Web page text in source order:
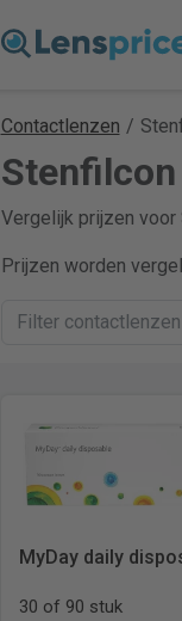
Contactlenzen /
Vergelijk prijzen
Prijzen worden
MyDay daily
30 of 90 stuk